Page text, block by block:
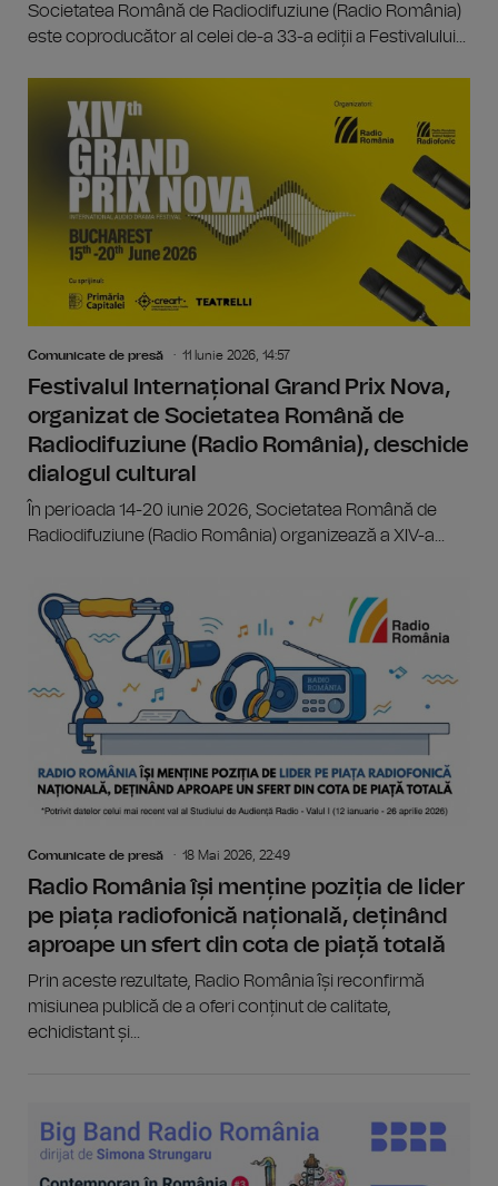
Societatea Română de Radiodifuziune (Radio România)
este coproducător al celei de-a 33-a ediții a Festivalului...
Comunicate de presă 11 Iunie 2026, 14:57
Festivalul Internațional Grand Prix Nova,
organizat de Societatea Română de
Radiodifuziune (Radio România), deschide
dialogul cultural
În perioada 14-20 iunie 2026, Societatea Română de
Radiodifuziune (Radio România) organizează a XIV-a...
Comunicate de presă 18 Mai 2026, 22:49
Radio România își menține poziția de lider
pe piața radiofonică națională, deținând
aproape un sfert din cota de piață totală
Prin aceste rezultate, Radio România își reconfirmă
misiunea publică de a oferi conținut de calitate,
echidistant și...